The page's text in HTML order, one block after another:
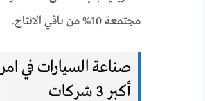
مجتمعة 10% من باقي الانتاج.
صناعة السيارات في
أكبر 3 شركات